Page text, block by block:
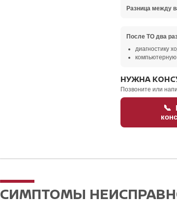
Разница между
После ТО два
диагностику
компьютерную
НУЖНА
Позвоните или
📞
СИМПТОМЫ